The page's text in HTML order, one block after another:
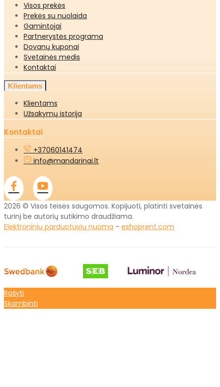
Visos prekės
Prekės su nuolaida
Gamintojai
Partnerystės programa
Dovanų kuponai
Svetainės medis
Kontaktai
Klientams
Klientams
Užsakymų istorija
Kontaktai
+37060141474
info@mandarinai.lt
2026 © Visos teisės saugomos. Kopijuoti, platinti svetainės
turinį be autorių sutikimo draudžiama.
Elektroninių parduotuvių nuoma - eshoprent.com
Rašyti
Skambinti